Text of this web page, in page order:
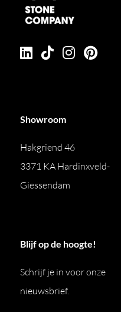
Showroom
Hakgriend 46
3371 KA Hardinxveld-
Giessendam
Blijf op de hoogte!
Schrijf je in voor onze
nieuwsbrief.